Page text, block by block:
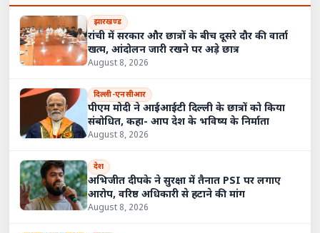
झारखण्ड
रांची में सरकार और छात्रों के बीच दूसरे दौर की वार्ता
खत्म, आंदोलन जारी रखने पर अड़े छात्र
August 8, 2026
दिल्ली-एनसीआर
पीएम मोदी ने आईआईटी दिल्ली के छात्रों को किया
संबोधित, कहा- आप देश के भविष्य के निर्माता
August 8, 2026
देश
अभिजीत दीपके ने सुरक्षा में तैनात PSI पर लगाए
आरोप, वरिष्ठ अधिकारी से हटाने की मांग
August 8, 2026